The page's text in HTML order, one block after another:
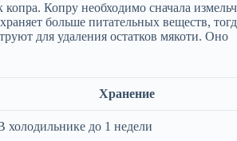
Копру необходимо сначала
больше питательных веществ,
для удаления остатков мякоти. Оно
Хранение
холодильнике до 1 недели